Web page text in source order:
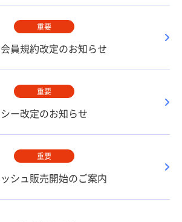
重要
員規約改定のお知らせ
重要
ー改定のお知らせ
重要
シュ販売開始のご案内